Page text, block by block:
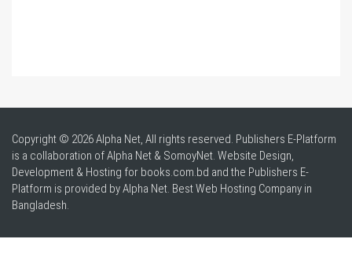
Copyright © 2026 Alpha Net, All rights reserved. Publishers E-Platform
is a collaboration of Alpha Net & SomoyNet. Website Design,
Development & Hosting for books.com.bd and the Publishers E-
Platform is provided by Alpha Net. BestWeb Hosting Company in
Bangladesh.